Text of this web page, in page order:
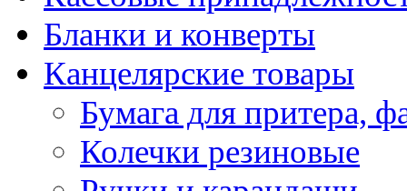
Бланки и конверты
Канцелярские товары
Бумага для притера,
Колечки резиновые